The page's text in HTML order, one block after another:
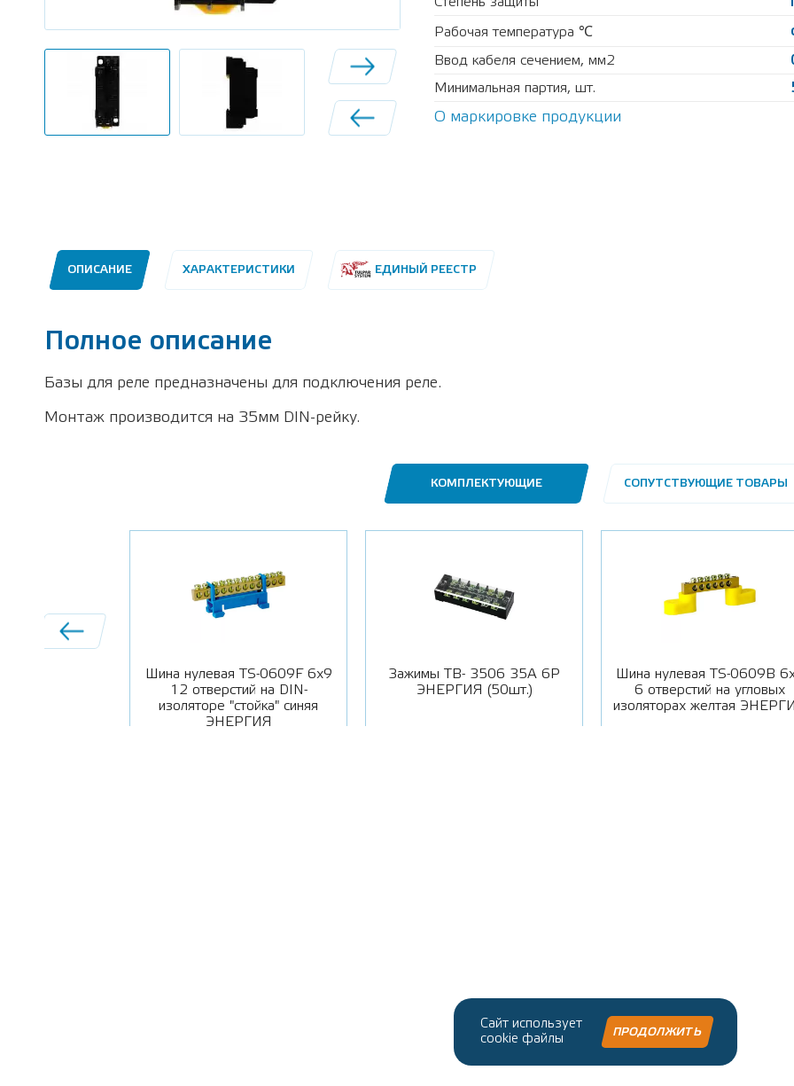
Рабочая температура ℃
Ввод кабеля сечением, мм2
Минимальная партия, шт.
О маркировке продукции
ОПИСАНИЕ ХАРАКТЕРИСТИКИ ЕДИНЫЙ РЕЕСТР
Полное описание
Базы для реле предназначены для подключения реле.
Монтаж производится на 35мм DIN-рейку.
КОМПЛЕКТУЮЩИЕ СОПУТСТВУЮЩИЕ ТОВАРЫ
Шина нулевая TS-0609F 6х9
12 отверстий на DIN-
изоляторе "стойка" синяя
ЭНЕРГИЯ
Зажимы ТВ- 3506 35А 6Р
ЭНЕРГИЯ (50шт.)
Шина нулевая TS-0609B
6 отверстий на угловых
изоляторах желтая
Сайт использует
cookie файлы
ПРОДОЛЖИТЬ